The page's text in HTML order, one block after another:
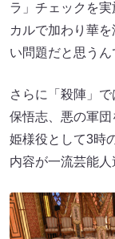
ラ」チェックを
カルで加わり華
い問題だと思う
さらに「殺陣」
保悟志、悪の軍
姫様役として3時
内容が一流芸能